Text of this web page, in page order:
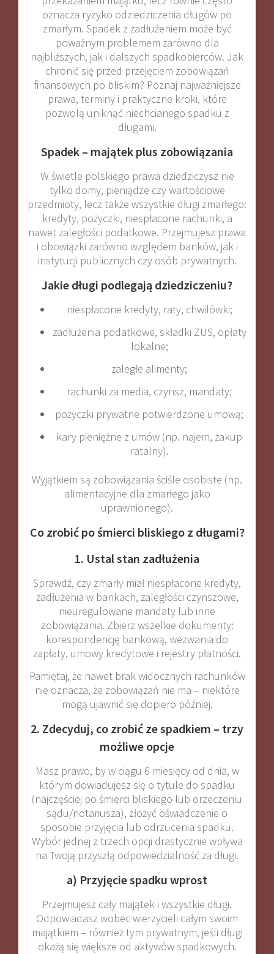
oznacza ryzyko odziedziczenia długów po
zmarłym. Spadek z zadłużeniem może być
poważnym problemem zarówno dla
najbliższych, jak i dalszych spadkobierców. Jak
chronić się przed przejęciem zobowiązań
finansowych po bliskim? Poznaj najważniejsze
prawa, terminy i praktyczne kroki, które
pozwolą uniknąć niechcianego spadku z
długami.
Spadek – majątek plus zobowiązania
W świetle polskiego prawa dziedziczysz nie
tylko domy, pieniądze czy wartościowe
przedmioty, lecz także wszystkie długi zmarłego:
kredyty, pożyczki, niespłacone rachunki, a
nawet zaległości podatkowe. Przejmujesz prawa
i obowiązki zarówno względem banków, jak i
instytucji publicznych czy osób prywatnych.
Jakie długi podlegają dziedziczeniu?
niespłacone kredyty, raty, chwilówki;
zadłużenia podatkowe, składki ZUS, opłaty
lokalne;
zaległe alimenty;
rachunki za media, czynsz, mandaty;
pożyczki prywatne potwierdzone umową;
kary pieniężne z umów (np. najem, zakup
ratalny).
Wyjątkiem są zobowiązania ściśle osobiste (np.
alimentacyjne dla zmarłego jako
uprawnionego).
Co zrobić po śmierci bliskiego z długami?
1. Ustal stan zadłużenia
Sprawdź, czy zmarły miał niespłacone kredyty,
zadłużenia w bankach, zaległości czynszowe,
nieuregulowane mandaty lub inne
zobowiązania. Zbierz wszelkie dokumenty:
korespondencję bankową, wezwania do
zapłaty, umowy kredytowe i rejestry płatności.
Pamiętaj, że nawet brak widocznych rachunków
nie oznacza, że zobowiązań nie ma – niektóre
mogą ujawnić się dopiero później.
2. Zdecyduj, co zrobić ze spadkiem – trzy
możliwe opcje
Masz prawo, by w ciągu 6 miesięcy od dnia, w
którym dowiadujesz się o tytule do spadku
(najczęściej po śmierci bliskiego lub orzeczeniu
sądu/notariusza), złożyć oświadczenie o
sposobie przyjęcia lub odrzucenia spadku.
Wybór jednej z trzech opcji drastycznie wpływa
na Twoją przyszłą odpowiedzialność za długi.
a) Przyjęcie spadku wprost
Przejmujesz cały majątek i wszystkie długi.
Odpowiadasz wobec wierzycieli całym swoim
majątkiem – również tym prywatnym, jeśli długi
okażą się większe od aktywów spadkowych.